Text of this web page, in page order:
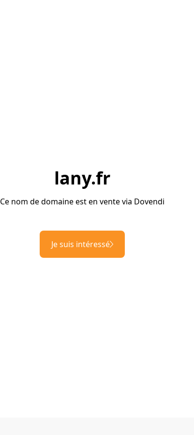
lany.fr
Ce nom de domaine est en vente via Dovendi
Je suis intéressé